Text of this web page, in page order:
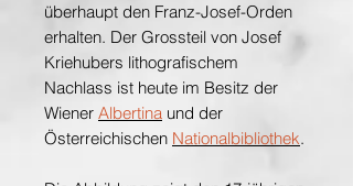
überhaupt den Franz-Josef-Orden
erhalten. Der Grossteil von Josef
Kriehubers lithografischem
Nachlass ist heute im Besitz der
Wiener Albertina und der
Österreichischen Nationalbibliothek.